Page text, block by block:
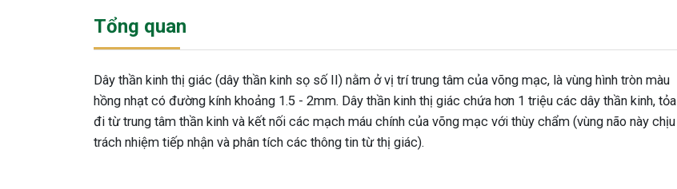
Tổng quan
Dây thần kinh thị giác (dây thần kinh sọ số II) nằm ở vị trí trung tâm của võng mạc, là vùng hình tròn màu
hồng nhạt có đường kính khoảng 1.5 - 2mm. Dây thần kinh thị giác chứa hơn 1 triệu các dây thần kinh, tỏa
đi từ trung tâm thần kinh và kết nối các mạch máu chính của võng mạc với thùy chẩm (vùng não này chịu
trách nhiệm tiếp nhận và phân tích các thông tin từ thị giác).